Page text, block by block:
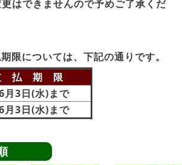
はできませんので予めご了承くだ
限については、下記の通りです。
払 期 限
月3日(水)まで
月3日(水)まで